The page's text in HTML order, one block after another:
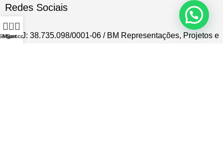
Redes Sociais
CNPJ: 38.735.098/0001-06 / BM Representações, Projetos e
0
Cart
My account